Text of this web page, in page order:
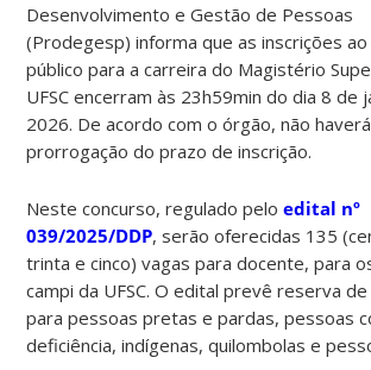
Desenvolvimento e Gestão de Pessoas
(Prodegesp) informa que as inscrições ao
público para a carreira do Magistério
UFSC encerram às 23h59min do dia 8 de
2026. De acordo com o órgão, não haverá
prorrogação do prazo de inscrição.
Neste concurso, regulado peloedital nº
039/2025/DDP, serão oferecidas 135
trinta e cinco) vagas para docente, para
campi da UFSC. O edital prevê reserva
para pessoas pretas e pardas, pessoas
deficiência, indígenas, quilombolas e